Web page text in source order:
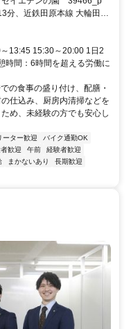
分、近鉄田原本線 大輪田徒
奈良交通バス「高塚台一丁
13:45 15:30～20:00 1日2
時間：6時間を超える労働に
の食事の盛り付け、配膳・
仕込み、厨房内清掃などを
め、未経験の方でも安心し
ーター歓迎
バイク通勤OK
歓迎 午前
経験者歓迎
まかないあり
長期歓迎